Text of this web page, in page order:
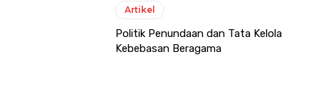
Artikel
Politik Penundaan dan Tata Kelola
Kebebasan Beragama